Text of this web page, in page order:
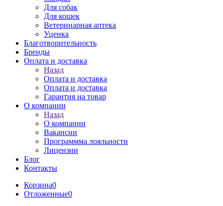
Для собак
Для кошек
Ветеринарная аптека
Уценка
Благотворительность
Бренды
Оплата и доставка
Назад
Оплата и доставка
Оплата и доставка
Гарантия на товар
О компании
Назад
О компании
Вакансии
Программма лояльности
Лицензии
Блог
Контакты
Корзина0
Отложенные0